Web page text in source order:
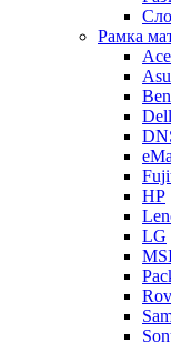
Рамка
Dell
HP
LG